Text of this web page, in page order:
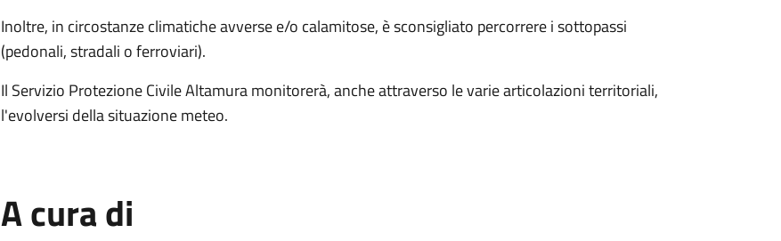
Inoltre, in circostanze climatiche avverse e/o calamitose, è sconsigliato percorrere i sottopassi
(pedonali, stradali o ferroviari).
Il Servizio Protezione Civile Altamura monitorerà, anche attraverso le varie articolazioni territoriali,
l'evolversi della situazione meteo.
A cura di